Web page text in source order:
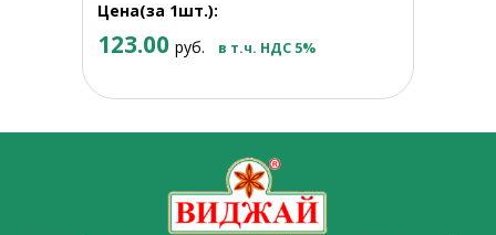
Цена(за 1шт.):
123.00 руб. в т.ч. НДС 5%